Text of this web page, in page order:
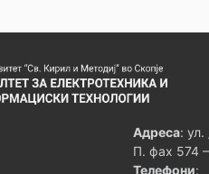
Адреса: ул.
П. фах 574
Телефони: